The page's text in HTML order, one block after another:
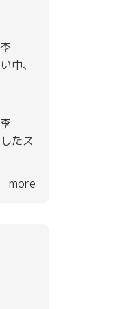
中、
たス
more